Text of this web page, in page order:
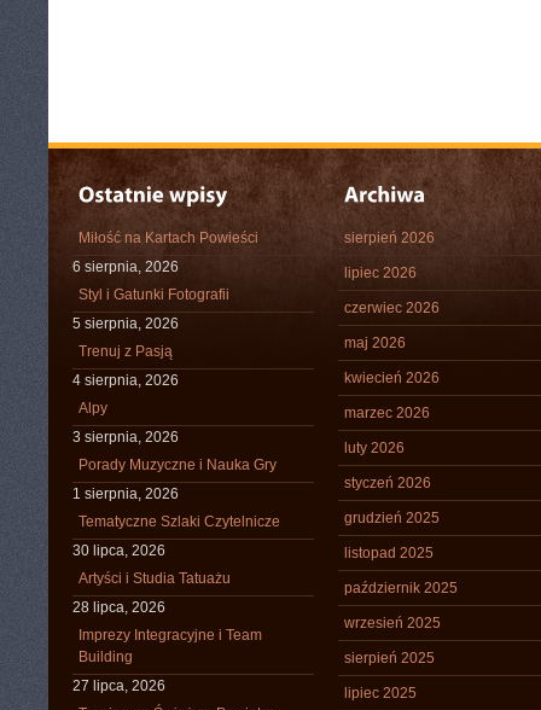
Miłość na Kartach Powieści
6 sierpnia, 2026
Styl i Gatunki Fotografii
5 sierpnia, 2026
Trenuj z Pasją
4 sierpnia, 2026
Alpy
3 sierpnia, 2026
Porady Muzyczne i Nauka Gry
1 sierpnia, 2026
Tematyczne Szlaki Czytelnicze
30 lipca, 2026
Artyści i Studia Tatuażu
28 lipca, 2026
Imprezy Integracyjne i Team
Building
27 lipca, 2026
sierpień 2026
lipiec 2026
czerwiec 2026
maj 2026
kwiecień 2026
marzec 2026
luty 2026
styczeń 2026
grudzień 2025
listopad 2025
październik 2025
wrzesień 2025
sierpień 2025
lipiec 2025